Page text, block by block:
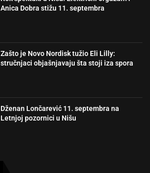
Anica Dobra stižu 11. septembra
Zašto je Novo Nordisk tužio Eli Lilly:
stručnjaci objašnjavaju šta stoji iza spora
Dženan Lončarević 11. septembra na
Letnjoj pozornici u Nišu